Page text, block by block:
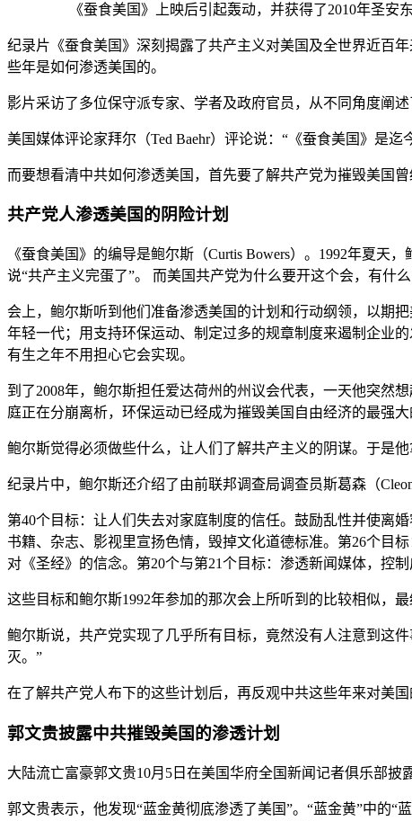
《蚕食美国》上映后引起轰动，并获得了2010年圣
纪录片《蚕食美国》深刻揭露了共产主义对美国及全世界近百
些年是如何渗透美国的。
影片采访了多位保守派专家、学者及政府官员，从不同角度阐
美国媒体评论家拜尔（Ted Baehr）评论说：“《蚕食美国》是
而要想看清中共如何渗透美国，首先要了解共产党为摧毁美国曾
共产党人渗透美国的阴险计划
《蚕食美国》的编导是鲍尔斯（Curtis Bowers）。1992年夏
说“共产主义完蛋了”。 而美国共产党为什么要开这个会，有什
会上，鲍尔斯听到他们准备渗透美国的计划和行动纲领，以期
年轻一代；用支持环保运动、制定过多的规章制度来遏制企业
有生之年不用担心它会实现。
到了2008年，鲍尔斯担任爱达荷州的州议会代表，一天他突然
庭正在分崩离析，环保运动已经成为摧毁美国自由经济的最强
鲍尔斯觉得必须做些什么，让人们了解共产主义的阴谋。于是
纪录片中，鲍尔斯还介绍了由前联邦调查局调查员斯葛森（
第40个目标：让人们失去对家庭制度的信任。鼓励乱性并使离
书籍、杂志、影视里宣扬色情，毁掉文化道德标准。第26个目
对《圣经》的信念。第20个与第21个目标：渗透新闻媒体，控
这些目标和鲍尔斯1992年参加的那次会上所听到的比较相似，最
鲍尔斯说，共产党实现了几乎所有目标，竟然没有人注意到这
灭。”
在了解共产党人布下的这些计划后，再反观中共这些年来对美
郭文贵披露中共摧毁美国的渗透计划
大陆流亡富豪郭文贵10月5日在美国华府全国新闻记者俱乐部披
郭文贵表示，他发现“蓝金黄彻底渗透了美国”。“蓝金黄”中的